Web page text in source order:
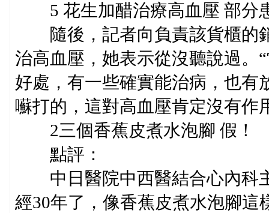
5 花生加醋治療高血壓 部分
隨後，記者向負責該貨櫃的
治高血壓，她表示從沒聽說過。
好處，有一些確實能治病，也有
囌打的，這對高血壓肯定沒有作
2三個香蕉皮煮水泡腳 假！
點評：
中日醫院中西醫結合心內科
經30年了，像香蕉皮煮水泡腳這